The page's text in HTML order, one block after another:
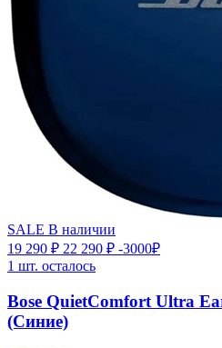
SALE В наличии
19 290 ₽ 22 290 ₽ -3000₽
1 шт. осталось
Bose QuietComfort Ultra
(Синие)